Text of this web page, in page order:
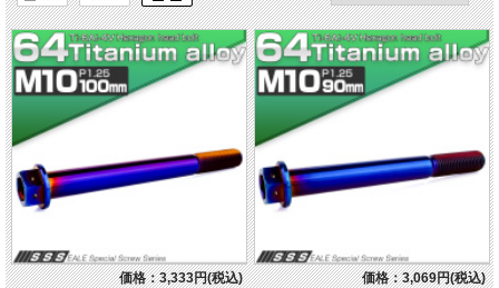
価格：3,333円(税込) 価格：3,069円(税込)